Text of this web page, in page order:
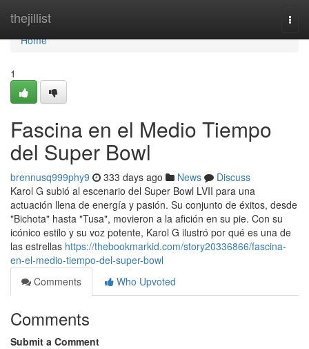
thejillist
Home
Home
1
Fascina en el Medio Tiempo
del Super Bowl
brennusq999phy9 333 days ago News
Discuss
Karol G subió al escenario del Super Bowl LVII para una
actuación llena de energía y pasión. Su conjunto de éxitos, desde
"Bichota" hasta "Tusa", movieron a la afición en su pie. Con su
icónico estilo y su voz potente, Karol G ilustró por qué es una de
las estrellas https://thebookmarkid.com/story20336866/fascina-
en-el-medio-tiempo-del-super-bowl
Comments
Who Upvoted
Comments
Submit a Comment